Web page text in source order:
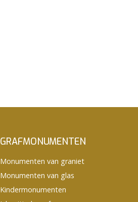
GRAFMONUMENTEN
Monumenten van graniet
Monumenten van glas
Kindermonumenten